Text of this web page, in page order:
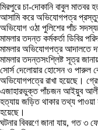
মিরপুরে চা-দোকানি বাবুল
আসামি করে অভিযোগপত্র প্রস্তুত
অভিযোগ ওঠা পুলিশের পাঁচ
মামলার তদন্ত কর্মকর্তা ডিবির
মামলার অভিযোগপত্র আদালতে
মামলার তদন্তসংশ্লিষ্ট সূত্র
সোর্স দেলোয়ার হোসেন ও পারুল
অভিযোগপত্রে রাখা হয়েছে।
এজাহারভুক্ত পাঁচজন আইয়ুব আলী,
হত্যায় জড়িত থাকার তথ্য পাওয়া
হয়েছে।
ঘটনার বিবরণে জানা যায়, গত ৩